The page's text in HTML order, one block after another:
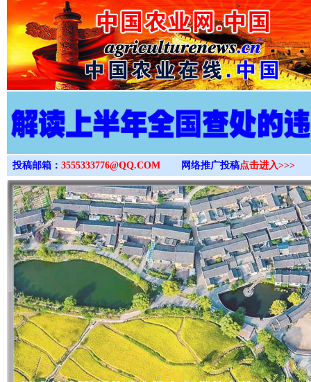
>
投稿邮箱： 3555333776@QQ.COM 网络推广投稿点击进入>>>